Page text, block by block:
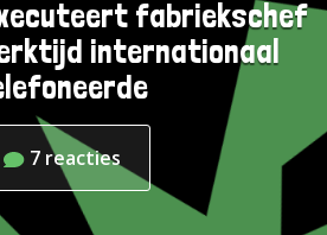
fabriekschef
internationaal
7 reacties